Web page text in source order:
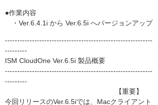
●作業内容
・Ver.6.4.1i から Ver.6.5i へバージョンアップ
------------------------------------------------------------
---------
ISM CloudOne Ver.6.5i 製品概要
------------------------------------------------------------
---------
【重要】
今回リリースのVer.6.5iでは、Macクライアント